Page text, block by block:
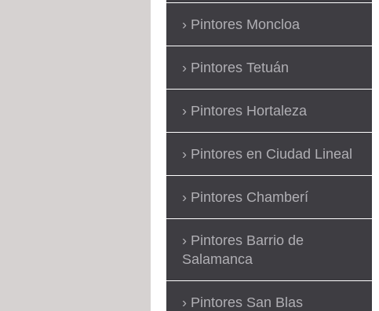
Pintores Moncloa
Pintores Tetuán
Pintores Hortaleza
Pintores en Ciudad Lineal
Pintores Chamberí
Pintores Barrio de
Salamanca
Pintores San Blas